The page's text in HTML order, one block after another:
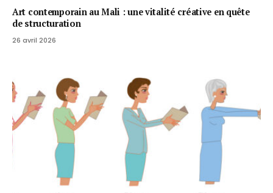
Art contemporain au Mali : une vitalité créative en quête
de structuration
26 avril 2026